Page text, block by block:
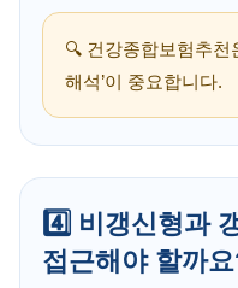
🔍 건강종합보험추천
해석’이 중요합니다.
4️⃣ 비갱신형과
접근해야 할까